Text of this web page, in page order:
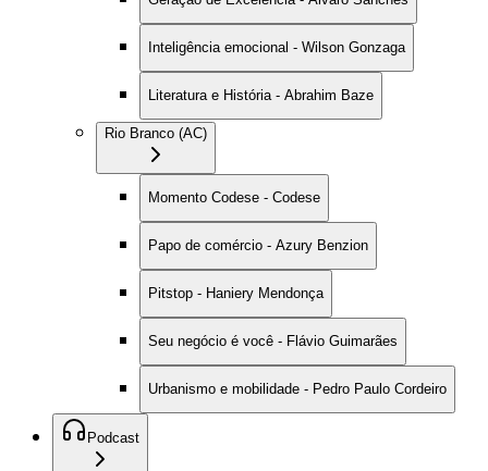
Inteligência emocional - Wilson Gonzaga
Literatura e História - Abrahim Baze
Rio Branco (AC)
Momento Codese - Codese
Papo de comércio - Azury Benzion
Pitstop - Haniery Mendonça
Seu negócio é você - Flávio Guimarães
Urbanismo e mobilidade - Pedro Paulo Cordeiro
Podcast